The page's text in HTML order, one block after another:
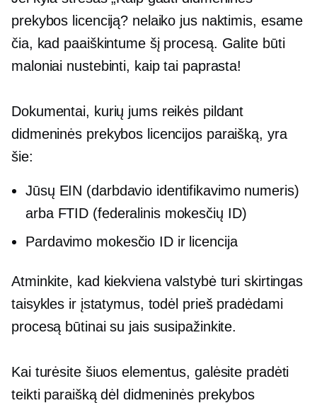
prekybos licenciją? nelaiko jus naktimis, esame
čia, kad paaiškintume šį procesą. Galite būti
maloniai nustebinti, kaip tai paprasta!
Dokumentai, kurių jums reikės pildant
didmeninės prekybos licencijos paraišką, yra
šie:
Jūsų EIN (darbdavio identifikavimo numeris)
arba FTID (federalinis mokesčių ID)
Pardavimo mokesčio ID ir licencija
Atminkite, kad kiekviena valstybė turi skirtingas
taisykles ir įstatymus, todėl prieš pradėdami
procesą būtinai su jais susipažinkite.
Kai turėsite šiuos elementus, galėsite pradėti
teikti paraišką dėl didmeninės prekybos